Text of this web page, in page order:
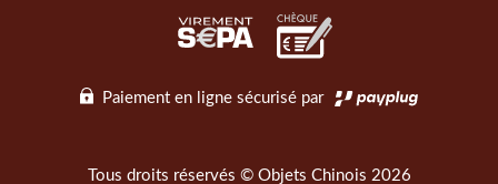
Paiement en ligne sécurisé par
Tous droits réservés © Objets Chinois 2026